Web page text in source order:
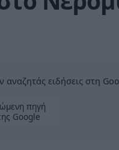
ειδήσεις στη
πηγή
Google